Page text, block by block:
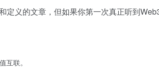
义的文章，但如果你第一次真正听到
互联。